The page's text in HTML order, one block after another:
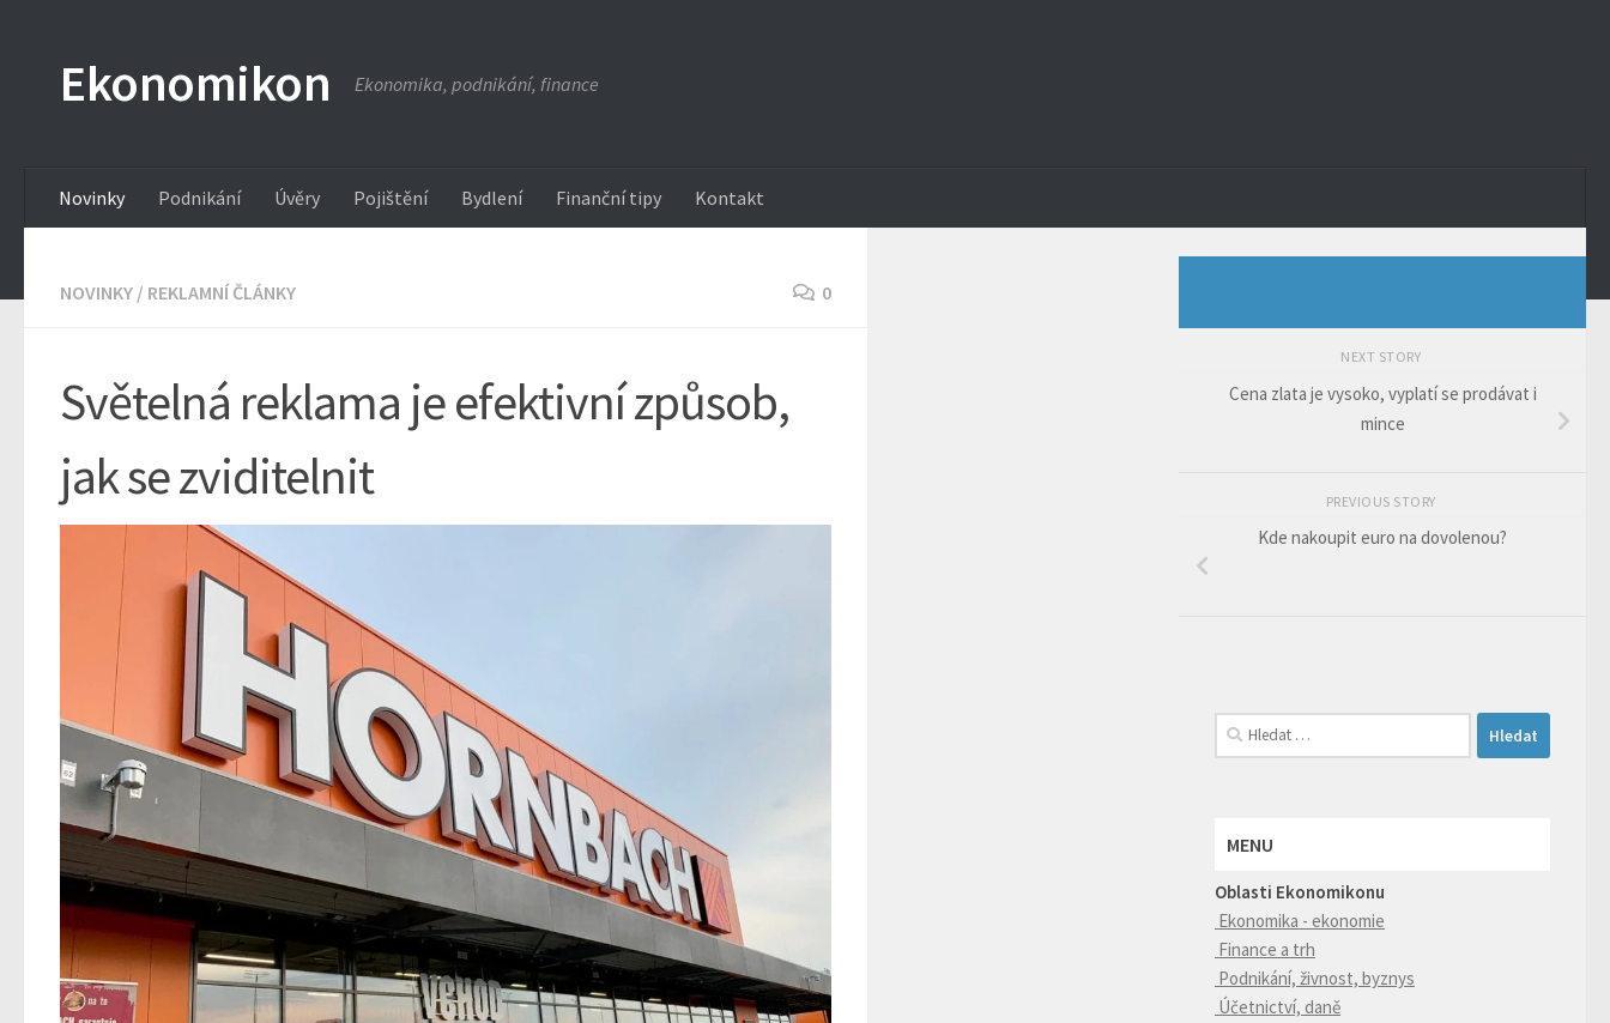
Ekonomikon Ekonomika, podnikání, finance
Novinky Podnikání Úvěry Pojištění Bydlení Finanční tipy Kontakt
NOVINKY / REKLAMNÍ ČLÁNKY 0
Světelná reklama je efektivní způsob,
jak se zviditelnit
NEXT STORY
Cena zlata je vysoko, vyplatí se prodávat i
mince
PREVIOUS STORY
Kde nakoupit euro na dovolenou?
Vyhledávání
MENU
Oblasti Ekonomikonu
Ekonomika - ekonomie
Finance a trh
Podnikání, živnost, byznys
Účetnictví, daně